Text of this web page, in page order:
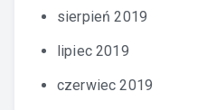
sierpień 2019
lipiec 2019
czerwiec 2019